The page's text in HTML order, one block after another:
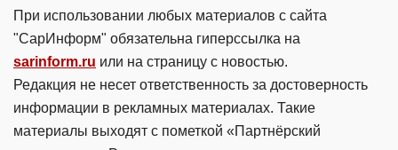
При использовании любых материалов с сайта
"СарИнформ" обязательна гиперссылка на
sarinform.ru или на страницу с новостью.
Редакция не несет ответственность за достоверность
информации в рекламных материалах. Такие
материалы выходят с пометкой «Партнёрский